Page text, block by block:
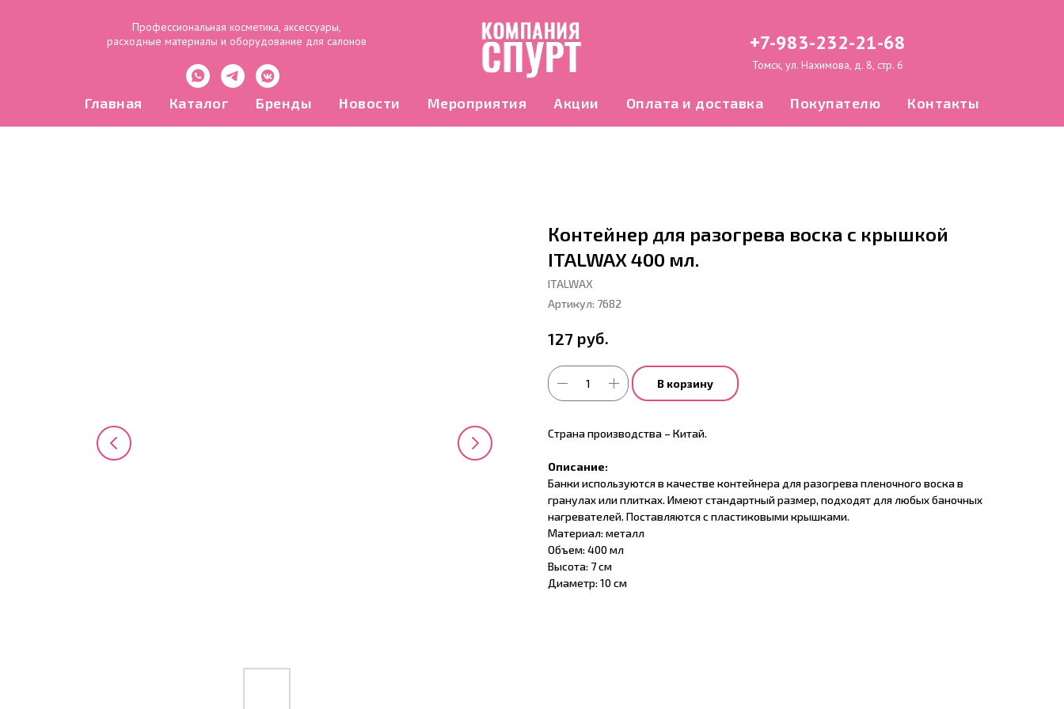
Профессиональная косметика, аксессуары,
расходные материалы и оборудование для салонов
+7-983-232-21-68
Томск, ул. Нахимова, д. 8, стр. 6
Главная Каталог Бренды Новости Мероприятия Акции Оплата и доставка Покупателю Контакты
Контейнер для разогрева воска с крышкой
ITALWAX 400 мл.
ITALWAX
Артикул: 7682
127 руб.
В корзину
Страна производства – Китай.
Описание:
Банки используются в качестве контейнера для разогрева пленочного воска в
гранулах или плитках. Имеют стандартный размер, подходят для любых баночных
нагревателей. Поставляются с пластиковыми крышками.
Материал: металл
Объем: 400 мл
Высота: 7 см
Диаметр: 10 см